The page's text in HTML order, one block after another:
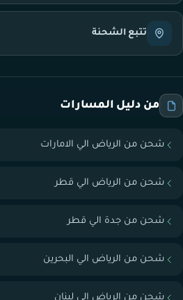
تتبع الشحنة
من دليل المسارات
شحن من الرياض الي الامارات
شحن من الرياض الي قطر
شحن من جدة الي قطر
شحن من الرياض الي البحرين
شحن من الرياض الي لبنان